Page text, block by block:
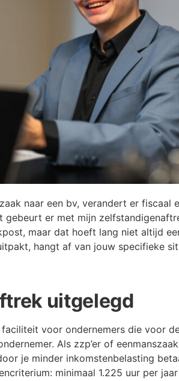
naar een bv, verandert er fiscaal
gebeurt er met mijn
maar dat hoeft lang niet altijd
hangt af van jouw specifieke
uitgelegd
voor ondernemers die voor
Als zzp’er of
je minder inkomstenbelasting
minimaal 1.225 uur per